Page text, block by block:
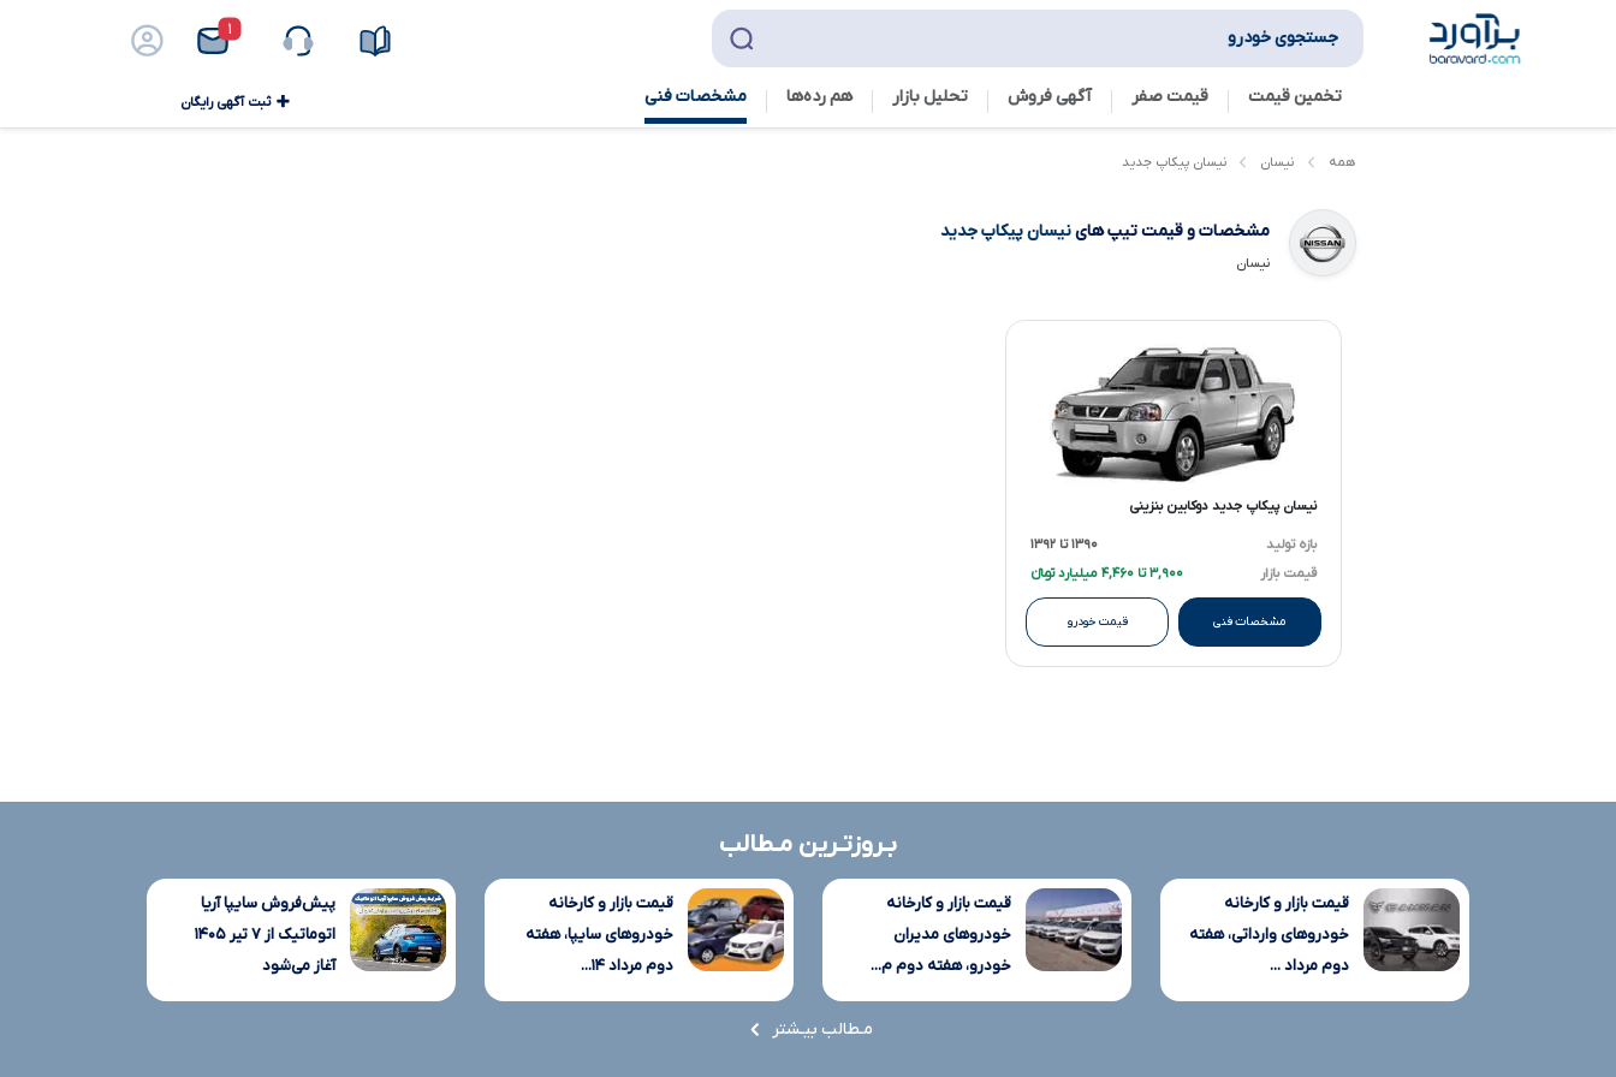
۱ جستجوی خودرو
تخمین قیمت قیمت صفر آگهی فروش تحلیل بازار هم رده‌ها‌ مشخصات فنی ثبت آگهی رایگان
همه نیسان نیسان پیکاپ جدید
مشخصات و قیمت تیپ هاینیسان پیکاپ جدید
نیسان
نیسان پیکاپ جدید دوکابین بنزینی
بازه تولید
۱۳۹۰ تا ۱۳۹۲
قیمت بازار
۳,۹۰۰ تا ۴,۴۶۰ میلیارد تومانءءء
مشخصات فنی قیمت خودرو
بـروزتـرین مـطالب
قیمت بازار و کارخانه
خودروهای وارداتی، هفته
دوم مرداد ...
قیمت بازار و کارخانه
خودروهای مدیران
خودرو، هفته دوم م...
قیمت بازار و کارخانه
خودروهای سایپا، هفته
دوم مرداد ۱۴...
پیش‌فروش سایپا آریا
اتوماتیک از ۷ تیر ۱۴۰۵
آغاز می‌شود
مـطالب بیـشتر